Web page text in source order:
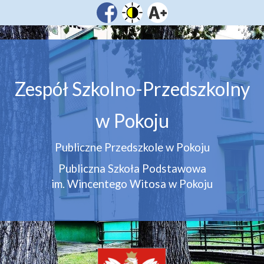
Zespół Szkolno-Przedszkolny
w Pokoju
Publiczne Przedszkole w Pokoju
Publiczna Szkoła Podstawowa
im. Wincentego Witosa w Pokoju